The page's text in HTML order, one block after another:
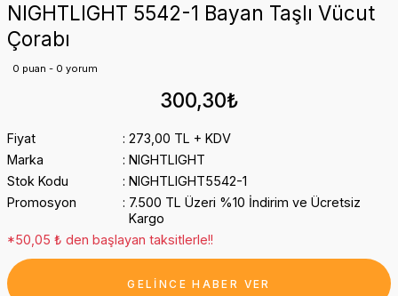
NIGHTLIGHT 5542-1 Bayan Taşlı Vücut
Çorabı
0 puan - 0 yorum
300,30₺
Fiyat
273,00 TL + KDV
Marka
NIGHTLIGHT
Stok Kodu
NIGHTLIGHT5542-1
Promosyon
7.500 TL Üzeri %10 İndirim ve Ücretsiz
Kargo
*50,05 ₺ den başlayan taksitlerle!!
GELİNCE HABER VER